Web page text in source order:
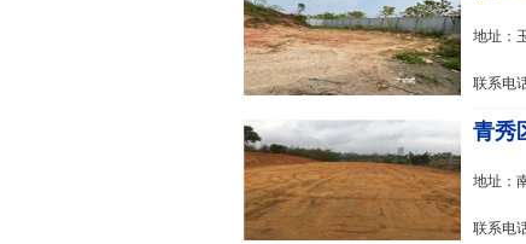
地址：
联系电
青秀
地址：
联系电